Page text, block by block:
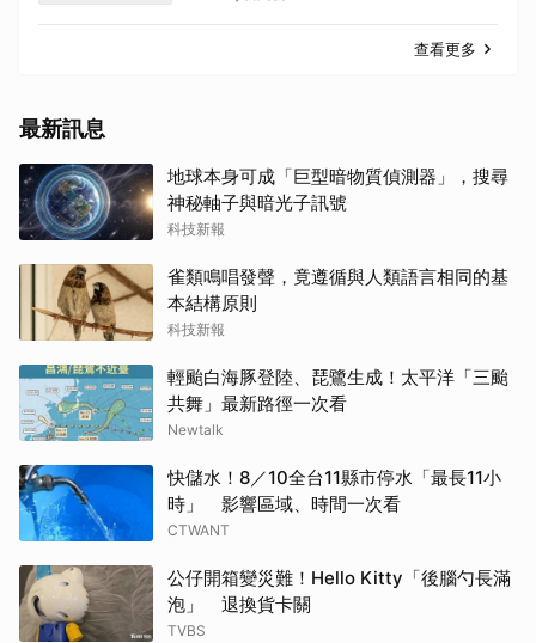
查看更多
最新訊息
地球本身可成「巨型暗物質偵測器」，搜尋
神秘軸子與暗光子訊號
科技新報
雀類鳴唱發聲，竟遵循與人類語言相同的基
本結構原則
科技新報
輕颱白海豚登陸、琵鷺生成！太平洋「三颱
共舞」最新路徑一次看
Newtalk
快儲水！8／10全台11縣市停水「最長11小
時」 影響區域、時間一次看
CTWANT
公仔開箱變災難！Hello Kitty「後腦勺長滿
泡」 退換貨卡關
TVBS